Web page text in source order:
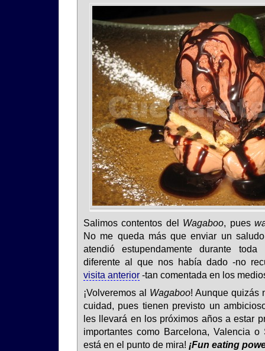
Salimos contentos del Wagaboo, pues
No me queda más que enviar un
atendió estupendamente durante
diferente al que nos había dado -no
visita anterior -tan comentada en los
¡Volveremos al Wagaboo! Aunque quizás
cuidad, pues tienen previsto un
les llevará en los próximos años a estar
importantes como Barcelona, Valencia o
está en el punto de mira! ¡Fun eating